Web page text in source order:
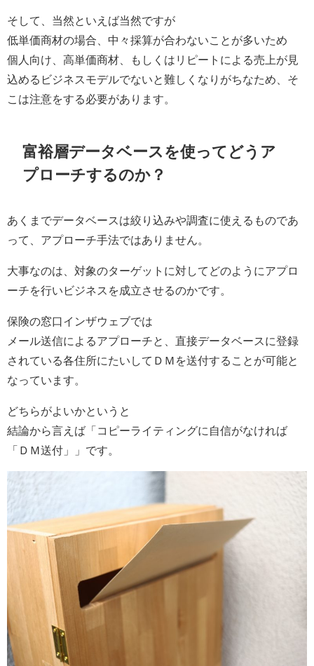
そして、当然といえば当然ですが
低単価商材の場合、中々採算が合わないことが多いため
個人向け、高単価商材、もしくはリピートによる売上が見
込めるビジネスモデルでないと難しくなりがちなため、そ
こは注意をする必要があります。
富裕層データベースを使ってどうア
プローチするのか？
あくまでデータベースは絞り込みや調査に使えるものであ
って、アプローチ手法ではありません。
大事なのは、対象のターゲットに対してどのようにアプロ
ーチを行いビジネスを成立させるのかです。
保険の窓口インザウェブでは
メール送信によるアプローチと、直接データベースに登録
されている各住所にたいしてＤＭを送付することが可能と
なっています。
どちらがよいかというと
結論から言えば「コピーライティングに自信がなければ
「ＤＭ送付」」です。